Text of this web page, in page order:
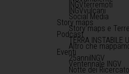
INGVterremoti
INGVvulcani
Social Media
Story maps
Story maps e
Podcast
TERRA
Altro che
Eventi
25anniINGV
Ventennale INGV
Notte dei